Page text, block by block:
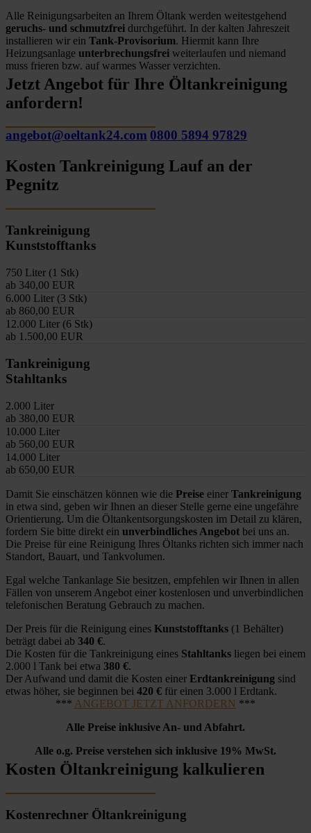
Alle Reinigungsarbeiten an Ihrem Öltank werden weitestgehend
geruchs- und schmutzfrei durchgeführt. In der kalten Jahreszeit
installieren wir ein Tank-Provisorium. Hiermit kann Ihre
Heizungsanlage unterbrechungsfrei weiterlaufen und niemand
muss frieren bzw. auf warmes Wasser verzichten.
Jetzt Angebot für Ihre Öltankreinigung
anfordern!
angebot@oeltank24.com 0800 5894 97829
Kosten Tankreinigung Lauf an der
Pegnitz
Tankreinigung
Kunststofftanks
750 Liter (1 Stk)
ab 340,00 EUR
6.000 Liter (3 Stk)
ab 860,00 EUR
12.000 Liter (6 Stk)
ab 1.500,00 EUR
Tankreinigung
Stahltanks
2.000 Liter
ab 380,00 EUR
10.000 Liter
ab 560,00 EUR
14.000 Liter
ab 650,00 EUR
Damit Sie einschätzen können wie die Preise einer Tankreinigung
in etwa sind, geben wir Ihnen an dieser Stelle gerne eine ungefähre
Orientierung. Um die Öltankentsorgungskosten im Detail zu klären,
fordern Sie bitte direkt ein unverbindliches Angebot bei uns an.
Die Preise für eine Reinigung Ihres Öltanks richten sich immer nach
Standort, Bauart, und Tankvolumen.
Egal welche Tankanlage Sie besitzen, empfehlen wir Ihnen in allen
Fällen von unserem Angebot einer kostenlosen und unverbindlichen
telefonischen Beratung Gebrauch zu machen.
Der Preis für die Reinigung eines Kunststofftanks (1 Behälter)
beträgt dabei ab 340 €.
Die Kosten für die Tankreinigung eines Stahltanks liegen bei einem
2.000 l Tank bei etwa 380 €.
Der Aufwand und damit die Kosten einer Erdtankreinigung sind
etwas höher, sie beginnen bei 420 € für einen 3.000 l Erdtank.
*** ANGEBOT JETZT ANFORDERN ***
Alle Preise inklusive An- und Abfahrt.
Alle o.g. Preise verstehen sich inklusive 19% MwSt.
Kosten Öltankreinigung kalkulieren
Kostenrechner Öltankreinigung